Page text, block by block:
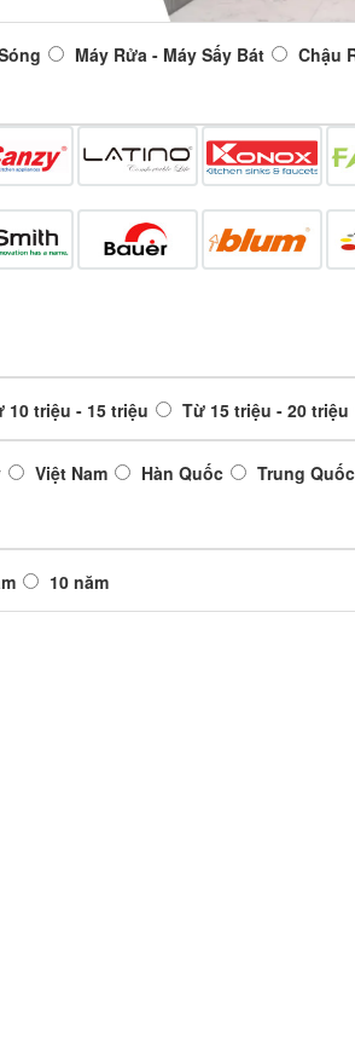
Máy Rửa - Máy Sấy Bát Chậu
10 triệu - 15 triệu Từ 15 triệu - 20 triệu
Việt Nam Hàn Quốc Trung Quốc
10 năm